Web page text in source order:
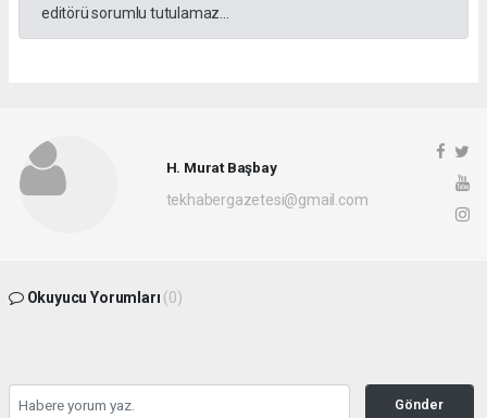
editörü sorumlu tutulamaz...
H. Murat Başbay
tekhabergazetesi@gmail.com
Okuyucu Yorumları (0)
Gönder